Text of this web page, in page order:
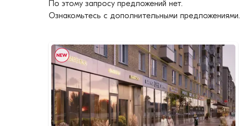
По этому запросу предложений нет.
Ознакомьтесь с дополнительными предложениями.